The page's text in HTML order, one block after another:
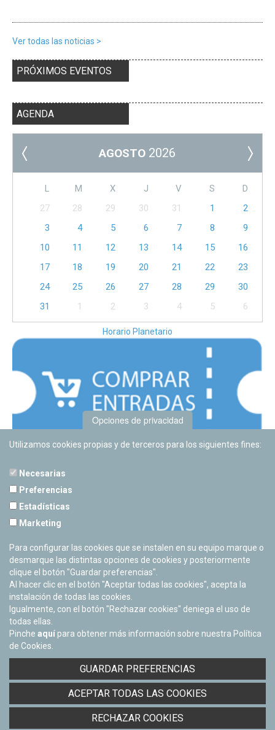
Ver todas las noticias >
PRÓXIMOS EVENTOS
AGENDA
AGOSTO 2026
L M X J V S
D
27
28 29 30 31 1
2
3
4 5 6 7 8
9
10
11 12 13 14 15
16
17
18 19 20 21 22
23
24
25 26 27 28 29
30
31
1 2 3 4 5 6
Horario Planetario
Cerrado Temporalmente
Facebook
Twitter
Youtube
Flickr
Política de privacidad y Aviso legal
Opciones de privacidad
Utilizamos cookies propias y de terceros para los siguientes fines:
Necesarias
Preferencias
Estadísticas
Marketing
Para configurar las cookies que se instalen en su equipo marque o
desmarque las distintas opciones de cookies y posteriormente
clique el botón "Guardar preferencias".
Al hacer clic en el botón "Aceptar todas las cookies", acepta la
instalación de todas las cookies.
Igualmente, con el botón "Rechazar cookies" deniega el uso de
todas ellas.
Pinche aquí para obtener más información sobre nuestra Política
de Cookies.
GUARDAR PREFERENCIAS
ACEPTAR TODAS LAS COOKIES
RECHAZAR COOKIES